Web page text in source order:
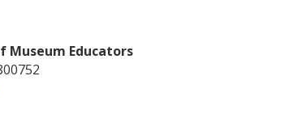
Museum Educators